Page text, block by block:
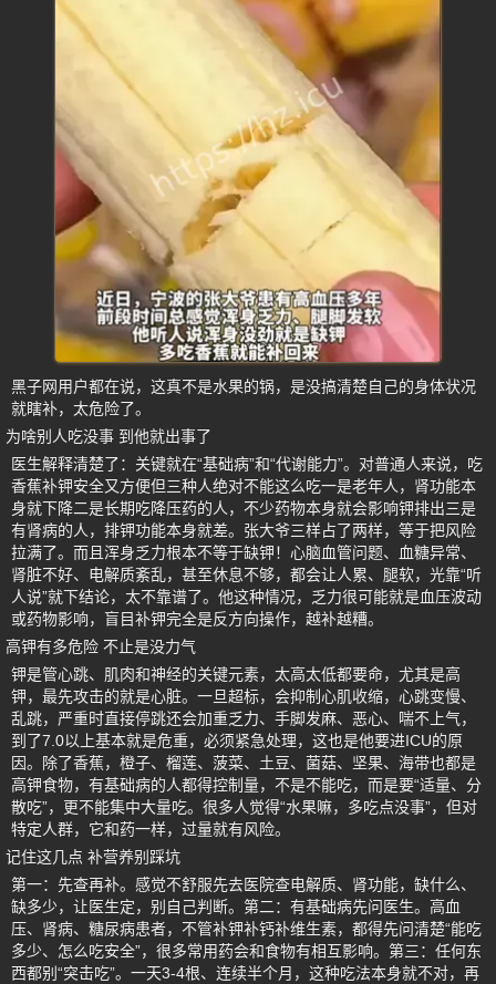
黑子网用户都在说，这真不是水果的锅，是没搞清楚自己的身体状况
就瞎补，太危险了。
为啥别人吃没事 到他就出事了
医生解释清楚了：关键就在“基础病”和“代谢能力”。对普通人来说，吃
香蕉补钾安全又方便但三种人绝对不能这么吃一是老年人，肾功能本
身就下降二是长期吃降压药的人，不少药物本身就会影响钾排出三是
有肾病的人，排钾功能本身就差。张大爷三样占了两样，等于把风险
拉满了。而且浑身乏力根本不等于缺钾！心脑血管问题、血糖异常、
肾脏不好、电解质紊乱，甚至休息不够，都会让人累、腿软，光靠“听
人说”就下结论，太不靠谱了。他这种情况，乏力很可能就是血压波动
或药物影响，盲目补钾完全是反方向操作，越补越糟。
高钾有多危险 不止是没力气
钾是管心跳、肌肉和神经的关键元素，太高太低都要命，尤其是高
钾，最先攻击的就是心脏。一旦超标，会抑制心肌收缩，心跳变慢、
乱跳，严重时直接停跳还会加重乏力、手脚发麻、恶心、喘不上气，
到了7.0以上基本就是危重，必须紧急处理，这也是他要进ICU的原
因。除了香蕉，橙子、榴莲、菠菜、土豆、菌菇、坚果、海带也都是
高钾食物，有基础病的人都得控制量，不是不能吃，而是要“适量、分
散吃”，更不能集中大量吃。很多人觉得“水果嘛，多吃点没事”，但对
特定人群，它和药一样，过量就有风险。
记住这几点 补营养别踩坑
第一：先查再补。感觉不舒服先去医院查电解质、肾功能，缺什么、
缺多少，让医生定，别自己判断。第二：有基础病先问医生。高血
压、肾病、糖尿病患者，不管补钾补钙补维生素，都得先问清楚“能吃
多少、怎么吃安全”，很多常用药会和食物有相互影响。第三：任何东
西都别“突击吃”。一天3-4根、连续半个月，这种吃法本身就不对，再